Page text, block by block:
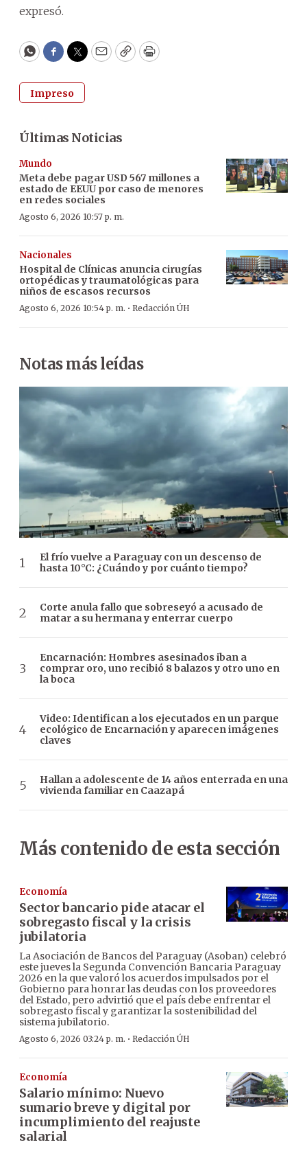
expresó.
WhatsApp
Facebook
Twitter
EmailCopyPrint
Impreso
Últimas Noticias
Mundo
Meta debe pagar USD 567 millones a
estado de EEUU por caso de menores
en redes sociales
Agosto 6, 2026 10:57 p. m.
Nacionales
Hospital de Clínicas anuncia cirugías
ortopédicas y traumatológicas para
niños de escasos recursos
Agosto 6, 2026 10:54 p. m. · Redacción ÚH
Notas más leídas
El frío vuelve a Paraguay con un descenso de
hasta 10°C: ¿Cuándo y por cuánto tiempo?
Corte anula fallo que sobreseyó a acusado de
matar a su hermana y enterrar cuerpo
Encarnación: Hombres asesinados iban a
comprar oro, uno recibió 8 balazos y otro uno en
la boca
Video: Identifican a los ejecutados en un parque
ecológico de Encarnación y aparecen imágenes
claves
Hallan a adolescente de 14 años enterrada en una
vivienda familiar en Caazapá
Más contenido de esta sección
Economía
Sector bancario pide atacar el
sobregasto fiscal y la crisis
jubilatoria
La Asociación de Bancos del Paraguay (Asoban) celebró
este jueves la Segunda Convención Bancaria Paraguay
2026 en la que valoró los acuerdos impulsados por el
Gobierno para honrar las deudas con los proveedores
del Estado, pero advirtió que el país debe enfrentar el
sobregasto fiscal y garantizar la sostenibilidad del
sistema jubilatorio.
Agosto 6, 2026 03:24 p. m. · Redacción ÚH
Economía
Salario mínimo: Nuevo
sumario breve y digital por
incumplimiento del reajuste
salarial